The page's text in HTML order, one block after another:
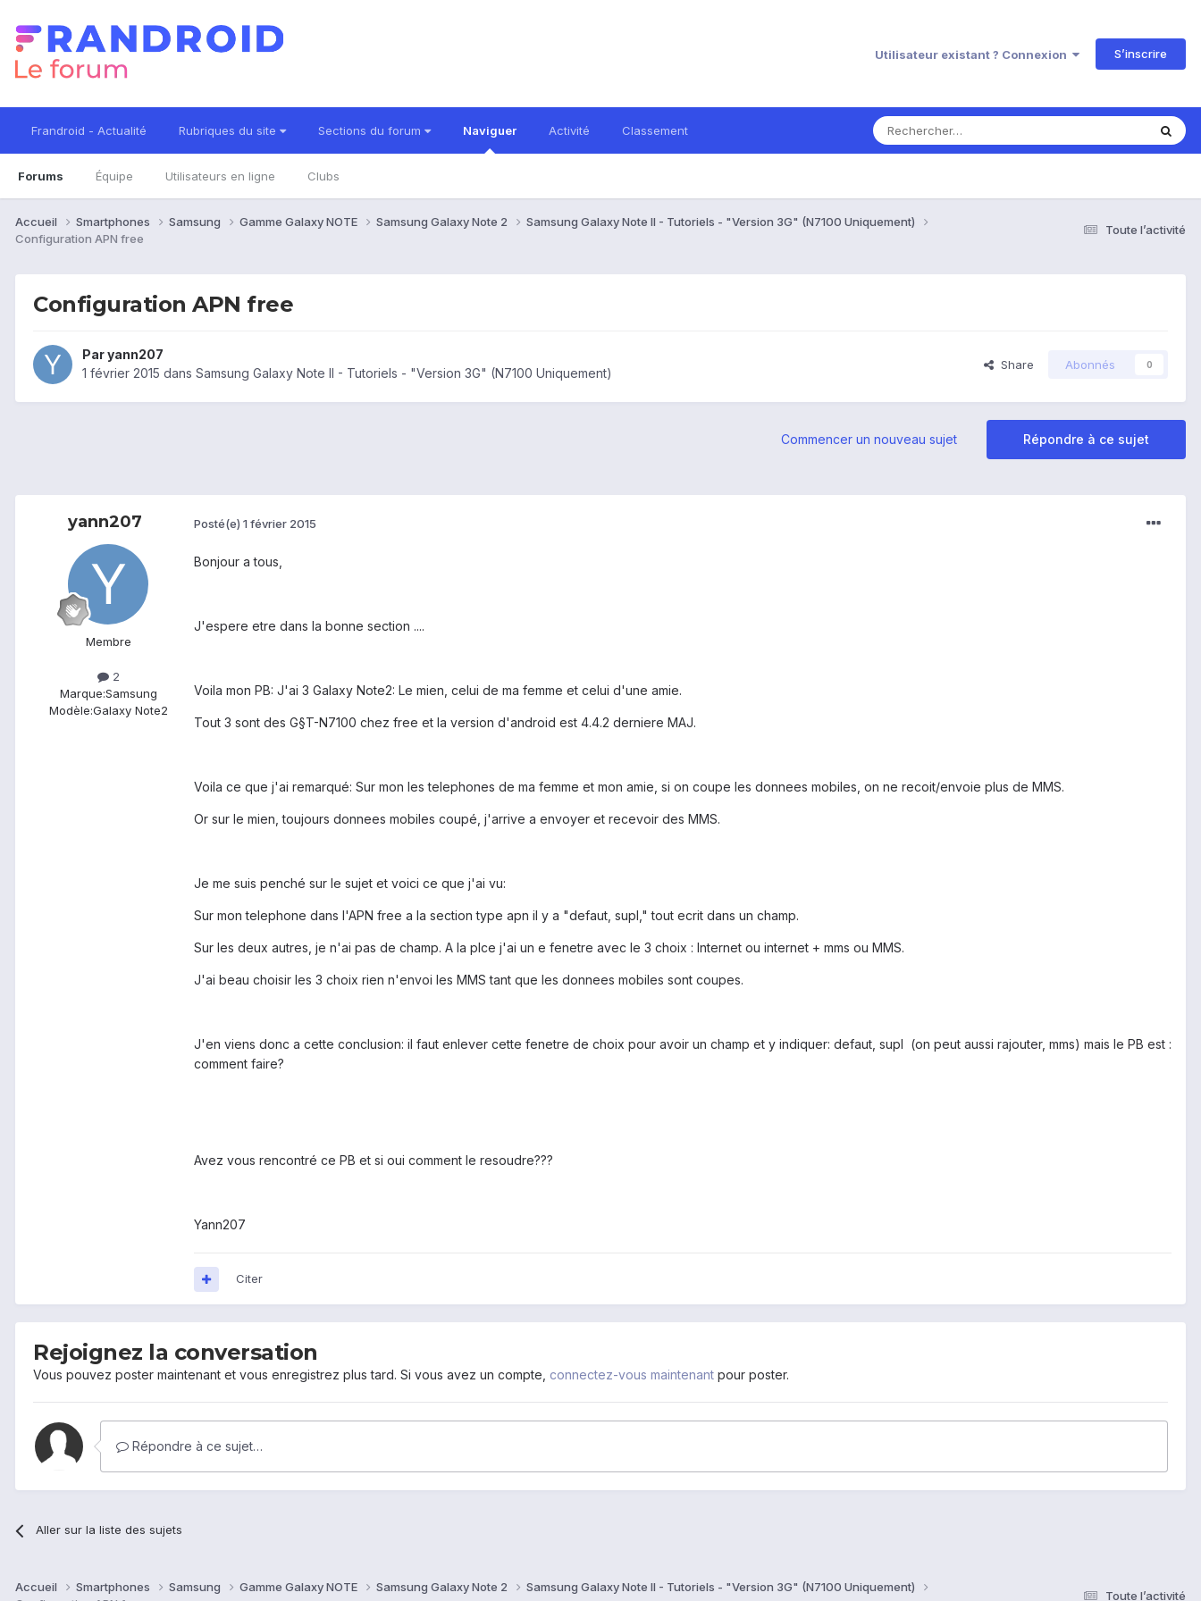
Utilisateur existant ? Connexion S’inscrire
Frandroid - Actualité Rubriques du site Sections du forum Naviguer
Forums Équipe Utilisateurs en ligne Clubs
Activité Classement
Toute l’activité
Accueil Smartphones Samsung Gamme Galaxy NOTE Samsung Galaxy Note 2
Samsung Galaxy Note II - Tutoriels - "Version 3G" (N7100 Uniquement)
Configuration APN free
Configuration APN free
Paryann207
1 février 2015 dans Samsung Galaxy Note II - Tutoriels - "Version 3G" (N7100 Uniquement)
Share Abonnés 0
Répondre à ce sujet
Commencer un nouveau sujet
yann207
Membre
2
Marque:Samsung
Modèle:Galaxy Note2
Posté(e) 1 février 2015
Bonjour a tous,
J'espere etre dans la bonne section ....
Voila mon PB: J'ai 3 Galaxy Note2: Le mien, celui de ma femme et celui d'une amie.
Tout 3 sont des G§T-N7100 chez free et la version d'android est 4.4.2 derniere MAJ.
Voila ce que j'ai remarqué: Sur mon les telephones de ma femme et mon amie, si on coupe les donnees mobiles, on ne recoit/envoie plus de MMS.
Or sur le mien, toujours donnees mobiles coupé, j'arrive a envoyer et recevoir des MMS.
Je me suis penché sur le sujet et voici ce que j'ai vu:
Sur mon telephone dans l'APN free a la section type apn il y a "defaut, supl," tout ecrit dans un champ.
Sur les deux autres, je n'ai pas de champ. A la plce j'ai un e fenetre avec le 3 choix : Internet ou internet + mms ou MMS.
J'ai beau choisir les 3 choix rien n'envoi les MMS tant que les donnees mobiles sont coupes.
J'en viens donc a cette conclusion: il faut enlever cette fenetre de choix pour avoir un champ et y indiquer: defaut, supl (on peut aussi rajouter, mms) mais le PB est :
comment faire?
Avez vous rencontré ce PB et si oui comment le resoudre???
Yann207
Citer
Rejoignez la conversation
Vous pouvez poster maintenant et vous enregistrez plus tard. Si vous avez un compte, connectez-vous maintenant pour poster.
Répondre à ce sujet…
Aller sur la liste des sujets
Toute l’activité
Accueil Smartphones Samsung Gamme Galaxy NOTE Samsung Galaxy Note 2
Samsung Galaxy Note II - Tutoriels - "Version 3G" (N7100 Uniquement)